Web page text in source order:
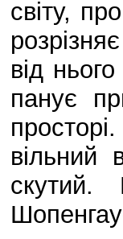
світу,
від
панує
скутий.